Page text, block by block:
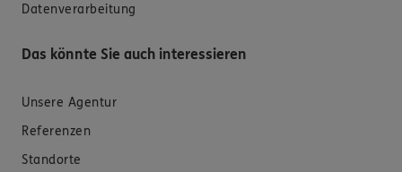
Datenverarbeitung
Das könnte Sie auch interessieren
Unsere Agentur
Referenzen
Standorte